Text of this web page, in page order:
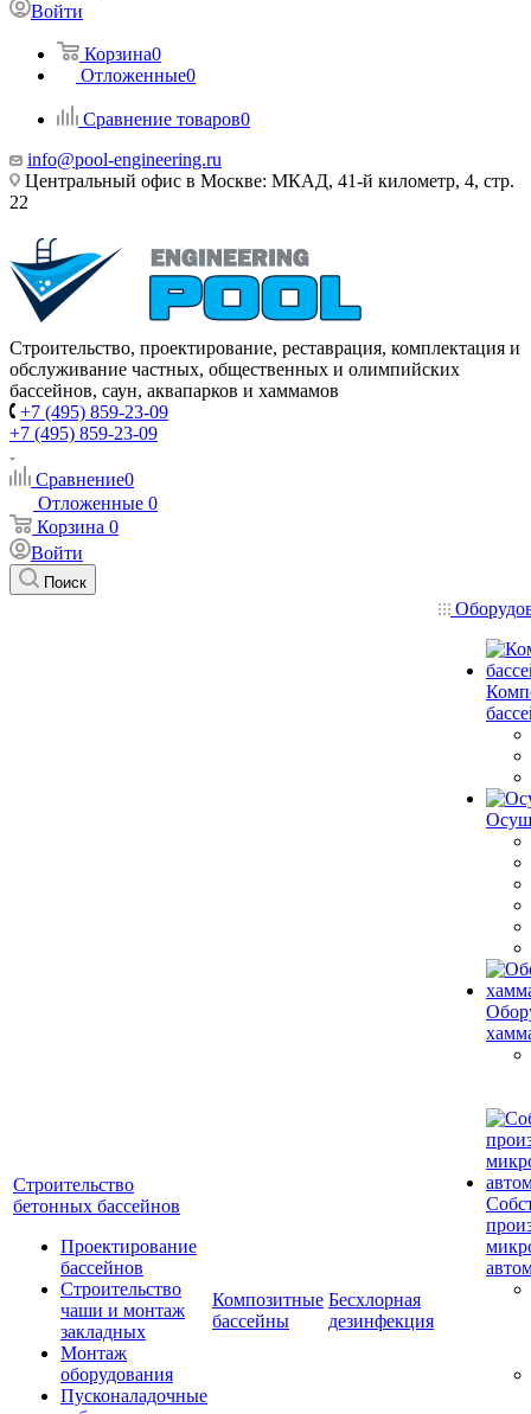
Войти
Корзина0
Отложенные0
Сравнение товаров0
info@pool-engineering.ru
Центральный офис в Москве: МКАД, 41-й километр, 4, стр.
22
Строительство, проектирование, реставрация, комплектация и
обслуживание частных, общественных и олимпийских
бассейнов, саун, аквапарков и хаммамов
+7 (495) 859-23-09
+7 (495) 859-23-09
Сравнение0
Отложенные 0
Корзина 0
Войти
Поиск
Строительство
бетонных бассейнов
Проектирование
бассейнов
Строительство
чаши и монтаж
закладных
Монтаж
оборудования
Пусконаладочные
Композитные
бассейны
Бесхлорная
дезинфекция